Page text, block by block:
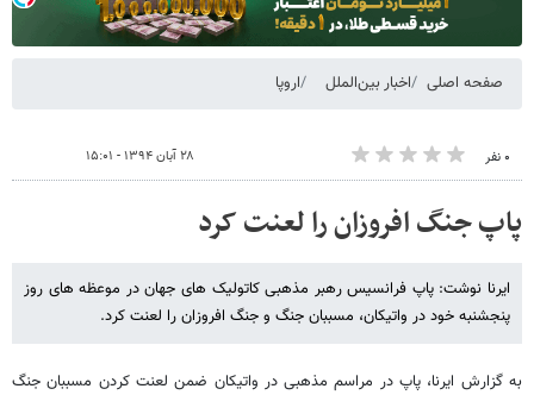
صفحه اصلی اخبار بین‌الملل اروپا
۰ نفر ۲۸ آبان ۱۳۹۴ - ۱۵:۰۱
پاپ جنگ افروزان را لعنت کرد
ایرنا نوشت: پاپ فرانسیس رهبر مذهبی کاتولیک های جهان در موعظه های روز
پنجشنبه خود در واتیکان، مسببان جنگ و جنگ افروزان را لعنت کرد.
به گزارش ایرنا، پاپ در مراسم مذهبی در واتیکان ضمن لعنت کردن مسببان جنگ